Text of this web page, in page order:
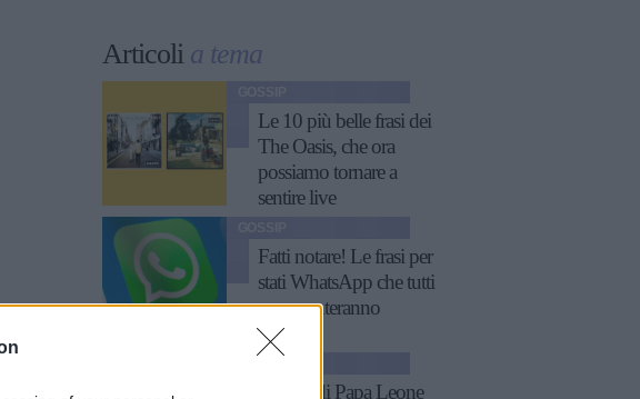
Articoli a tema
Le 10 più belle frasi dei
The Oasis, che ora
possiamo tornare a
sentire live
Fatti notare! Le frasi per
stati WhatsApp che tutti
commenteranno
11 frasi di Papa Leone